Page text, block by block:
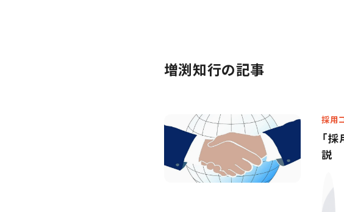
増渕知行の記事
採用
「
説